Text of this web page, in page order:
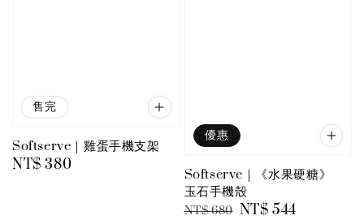
售完
Softserve｜雞蛋手機支架
Regular
NT$ 380
優惠
Softserve｜《水果硬糖》
玉石手機殼
Regular
NT$ 680 Sale
NT$ 544